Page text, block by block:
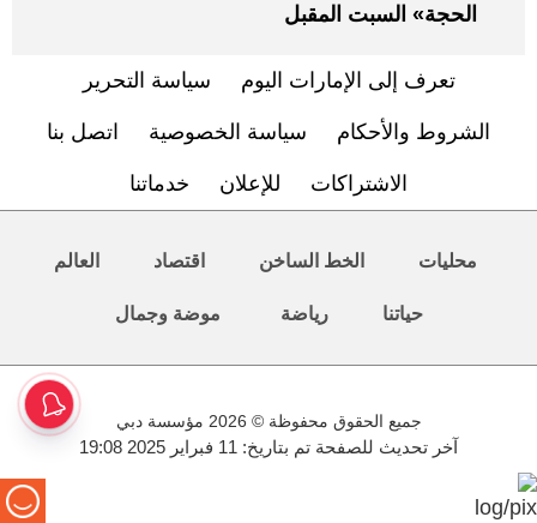
الحجة» السبت المقبل
تعرف إلى الإمارات اليوم سياسة التحرير
الشروط والأحكام سياسة الخصوصية اتصل بنا
الاشتراكات للإعلان خدماتنا
محليات الخط الساخن اقتصاد العالم
حياتنا رياضة موضة وجمال
جميع الحقوق محفوظة © 2026 مؤسسة دبي
آخر تحديث للصفحة تم بتاريخ: 11 فبراير 2025 19:08